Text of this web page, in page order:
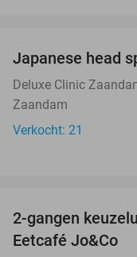
Japanese head
Deluxe Clinic
Zaandam
Verkocht: 21
2-gangen
Eetcafé Jo&Co